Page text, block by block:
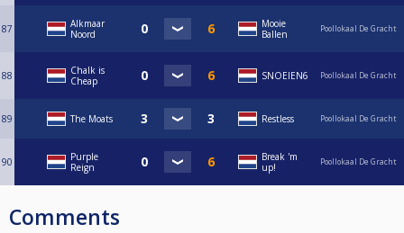
87
Alkmaar
Noord
Mooie
Ballen
Poollokaal De Gracht
88
Chalk is
Cheap
SNOEIEN6 Poollokaal De Gracht
89 The Moats Restless Poollokaal De Gracht
90
Purple
Reign
Break 'm
up!
Poollokaal De Gracht
Comments